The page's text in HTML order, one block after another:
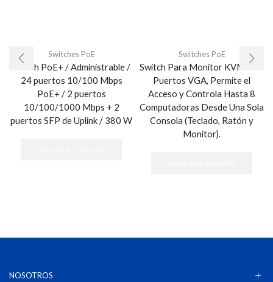
Switches PoE
Switch PoE+ / Administrable /
24 puertos 10/100 Mbps
PoE+ / 2 puertos
10/100/1000 Mbps + 2
puertos SFP de Uplink / 380 W
Switches PoE
Switch Para Monitor KVM de 8
Puertos VGA, Permite el
Acceso y Controla Hasta 8
Computadoras Desde Una Sola
Consola (Teclado, Ratón y
Monitor).
NOSOTROS